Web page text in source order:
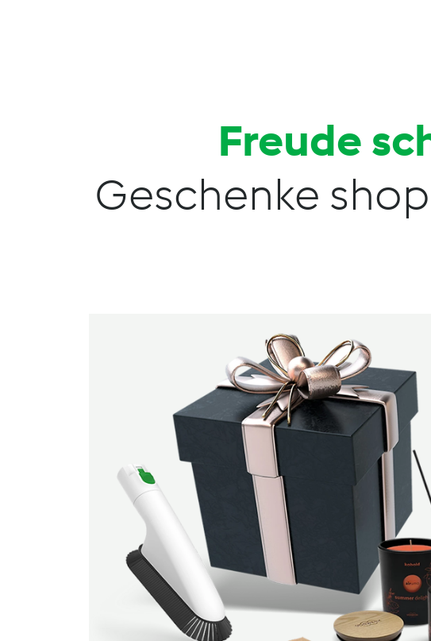
Freude
Geschenke